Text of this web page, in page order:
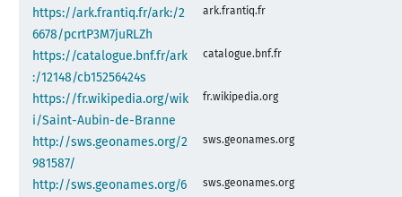
https://ark.frantiq.fr/ark:/2
6678/pcrtP3M7juRLZh
ark.frantiq.fr
https://catalogue.bnf.fr/ark
:/12148/cb15256424s
catalogue.bnf.fr
https://fr.wikipedia.org/wik
i/Saint-Aubin-de-Branne
fr.wikipedia.org
http://sws.geonames.org/2
981587/
sws.geonames.org
http://sws.geonames.org/6
sws.geonames.org